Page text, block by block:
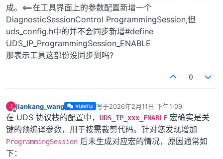
成。<==在工具界面上的参数配置新增一个
DiagnosticSessionControl ProgrammingSession,但
uds_config.h中的并不会同步新增#define
UDS_IP_ProgrammingSession_ENABLE
那表示工具这部份没同步到吗?
0
J
离线
jiankang_wang YUNTU 写于2026年2月11日 下午1:09
最后由 编辑
在 UDS 协议栈的配置中， UDS_IP_xxx_ENABLE 宏确实是关
键的预编译参数，用于按需裁剪代码。针对您发现增加
ProgrammingSession 后未生成对应宏的情况，原因通常如
下：